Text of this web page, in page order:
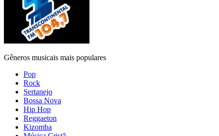
Gêneros musicais mais populares
Pop
Rock
Sertanejo
Bossa Nova
Hip Hop
Reggaeton
Kizomba